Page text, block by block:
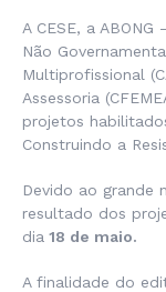
A CESE, a
Não
Multiprofissional
Assessoria
projetos
Construindo a
Devido ao grande
resultado dos
dia 18 de maio.
A finalidade do